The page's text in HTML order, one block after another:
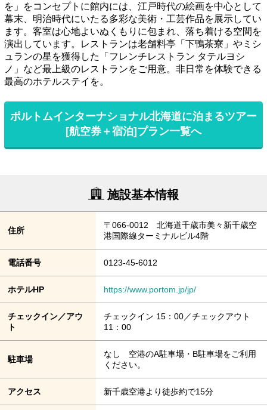
を」をコンセプトに館内には、江戸時代の絵画を中心として
幕末、明治時代にいたる多彩な美術・工芸作品を展示してい
ます。客室は心地よいぬくもりに包まれ、落ち着ける空間を
演出しています。レストランは老舗料亭「下鴨茶寮」やミシ
ュランの星を獲得した「フレンチレストラン タテルヨシ
ノ」など最上級のレストランをご用意。非日常を体験できる
最高のホテルステイを。
ポルトムインターナショナル北海道に泊まるツアー
[航空券＋宿泊]プラン一覧へ
施設基本情報
住所
〒066-0012 北海道千歳市美々新千歳空
港国際線ターミナルビル4階
電話番号 0123-45-6012
ホテルHP https://www.portom.jp/jp/
チェックイン／アウ
ト
チェックイン 15：00／チェックアウト
11：00
駐車場
なし 空港のA駐車場・B駐車場をご利用
ください。
アクセス 新千歳空港より徒歩約で15分